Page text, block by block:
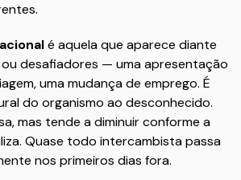
é aquela que aparece diante
desafiadores — uma apresentação
uma mudança de emprego. É
do organismo ao desconhecido.
mas tende a diminuir conforme a
Quase todo intercambista passa
nos primeiros dias fora.